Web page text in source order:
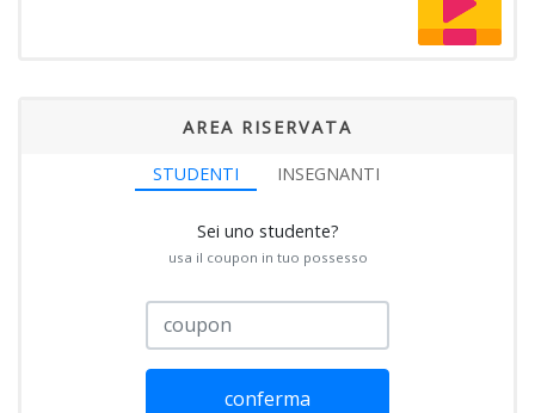
AREA RISERVATA
STUDENTI INSEGNANTI
Sei uno studente?
usa il coupon in tuo possesso
conferma